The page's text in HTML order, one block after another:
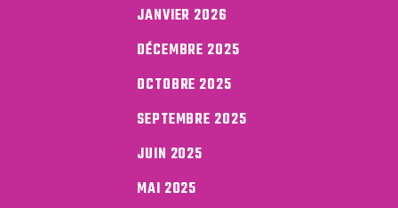
JANVIER 2026
DÉCEMBRE 2025
OCTOBRE 2025
SEPTEMBRE 2025
JUIN 2025
MAI 2025